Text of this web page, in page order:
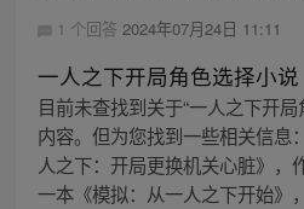
1 个回答 2024年07月24日 11:11
一人之下开局角色选择小说
目前未查找到关于“一人之下开
内容。但为您找到一些相关信息
人之下：开局更换机关心脏》，
一本《模拟：从一人之下开始》